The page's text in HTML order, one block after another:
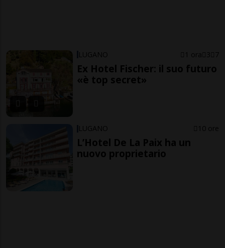
LUGANO 1 ora 3 7
Ex Hotel Fischer: il suo futuro
«è top secret»
LUGANO 10 ore
L’Hotel De La Paix ha un
nuovo proprietario